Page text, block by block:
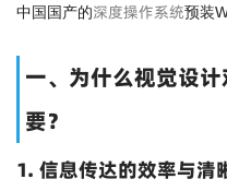
中国国产的深度操作系统预装
一、为什么视觉设
要？
1. 信息传达的效率与清